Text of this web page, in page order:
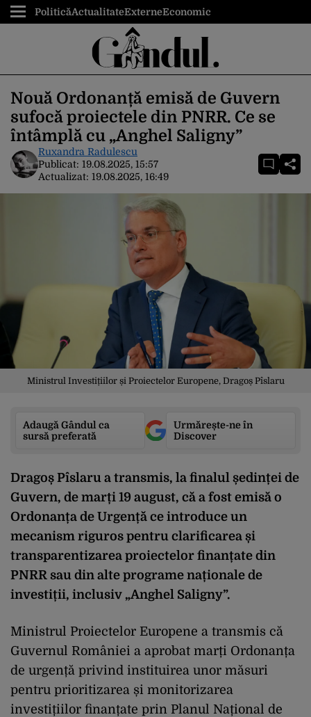
PoliticăActualitateExterneEconomic
Nouă Ordonanță emisă de Guvern
sufocă proiectele din PNRR. Ce se
întâmplă cu „Anghel Saligny”
Ruxandra Radulescu
Publicat: 19.08.2025, 15:57
Actualizat: 19.08.2025, 16:49
Ministrul Investițiilor și Proiectelor Europene, Dragoș Pîslaru
Adaugă Gândul ca
sursă preferată
Urmărește-ne în
Discover
Dragoș Pîslaru a transmis, la finalul ședinței de
Guvern, de marți 19 august, că a fost emisă o
Ordonanța de Urgență ce introduce un
mecanism riguros pentru clarificarea și
transparentizarea proiectelor finanțate din
PNRR sau din alte programe naționale de
investiții, inclusiv „Anghel Saligny”.
Ministrul Proiectelor Europene a transmis că
Guvernul României a aprobat marți Ordonanța
de urgență privind instituirea unor măsuri
pentru prioritizarea și monitorizarea
investițiilor finanțate prin Planul Național de